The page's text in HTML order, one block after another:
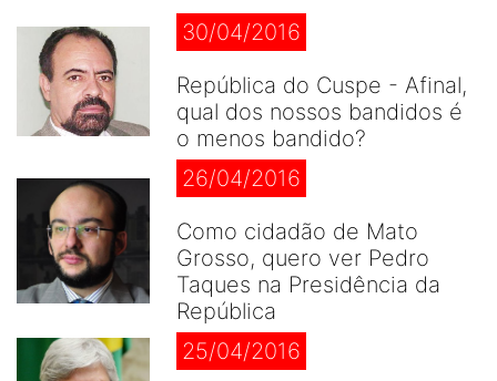
30/04/2016
República do Cuspe - Afinal,
qual dos nossos bandidos é
o menos bandido?
26/04/2016
Como cidadão de Mato
Grosso, quero ver Pedro
Taques na Presidência da
República
25/04/2016